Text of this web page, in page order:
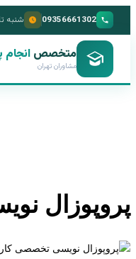
09356661302 شنبه تا
متخصص انجام
مشاوران تهران
پروپوزال